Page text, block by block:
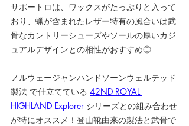
サポートロは、ワックスがたっぷりと入って
おり、蝋が含まれたレザー特有の風合いは武
骨なカントリーシューズやソールの厚いカジ
ュアルデザインとの相性がおすすめ◎
ノルウェージャンハンドソーンウェルテッド
製法 で仕立てている 42ND ROYAL
HIGHLAND Explorer シリーズとの組み合わせ
が特にオススメ！登山靴由来の製法と武骨で